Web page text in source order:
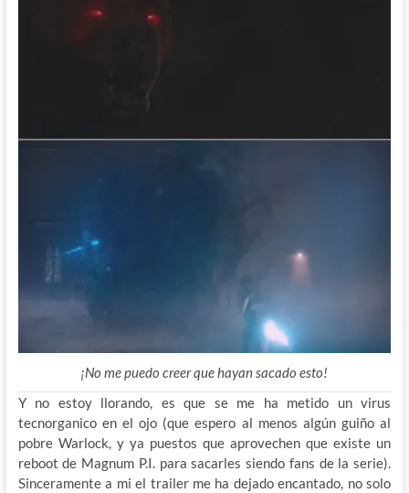
¡No me puedo creer que hayan sacado esto!
Y no estoy llorando, es que se me ha metido un virus
tecnorganico en el ojo (que espero al menos algún guiño al
pobre Warlock, y ya puestos que aprovechen que existe un
reboot de Magnum P.I. para sacarles siendo fans de la serie).
Sinceramente a mi el trailer me ha dejado encantado, no solo